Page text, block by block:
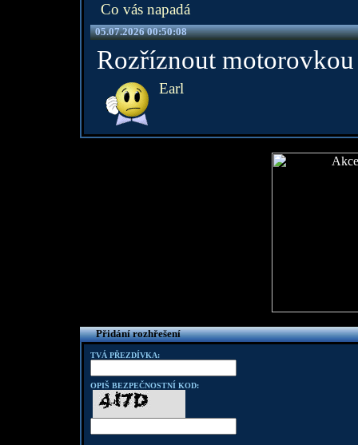
Co vás napadá
05.07.2026 00:50:08
Rozříznout
Earl
Přidání rozhřešení
TVÁ PŘEZDÍVKA:
OPIŠ BEZPEČNOSTNÍ KOD: